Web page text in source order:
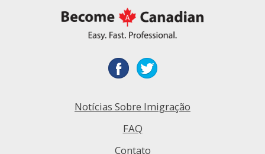
Notícias Sobre Imigração
FAQ
Contato